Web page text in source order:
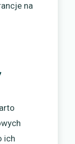
na
ich